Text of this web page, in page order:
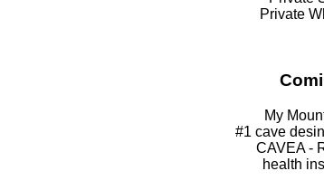
Private
My
#1 cave
CAVEA -
health